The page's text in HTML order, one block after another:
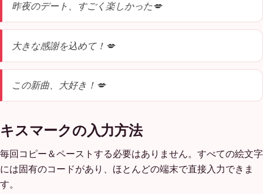
昨夜のデート、すごく楽しかった💋
大きな感謝を込めて！💋
この新曲、大好き！💋
キスマークの入力方法
毎回コピー＆ペーストする必要はありません。すべての絵文字
には固有のコードがあり、ほとんどの端末で直接入力できま
す。